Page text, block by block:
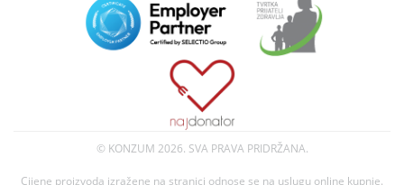
© KONZUM 2026. SVA PRAVA PRIDRŽANA.
Cijene proizvoda izražene na stranici odnose se na uslugu online kupnje.